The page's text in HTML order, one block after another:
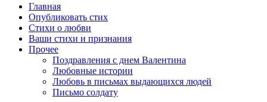
Главная
Опубликовать стих
Стихи о любви
Ваши стихи и признания
Прочее
Поздравления с днем Валентина
Любовные истории
Любовь в письмах выдающихся людей
Письмо солдату